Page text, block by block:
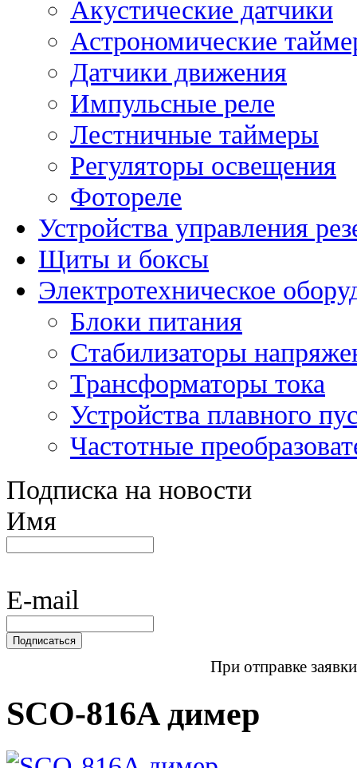
Акустические датчики
Астрономические
Датчики движения
Импульсные реле
Лестничные таймеры
Регуляторы освещения
Фотореле
Устройства управления
Щиты и боксы
Электротехническое
Блоки питания
Стабилизаторы
Трансформаторы тока
Устройства плавного
Частотные
Подписка на новости
Имя
E-mail
При отправке
SCO-816A димер